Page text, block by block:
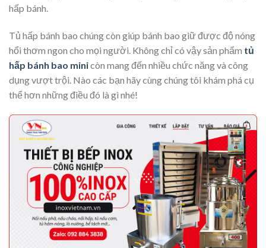
hấp bánh.
Tủ hấp bánh bao chúng còn giúp bánh bao giữ được độ nóng
hổi thơm ngon cho mọi người. Không chỉ có vậy sản phẩm tủ
hấp bánh bao minicòn mang đến nhiều chức năng và công
dụng vượt trội. Nào các bạn hãy cùng chúng tôi khám phá cụ
thể hơn những điều đó là gì nhé!